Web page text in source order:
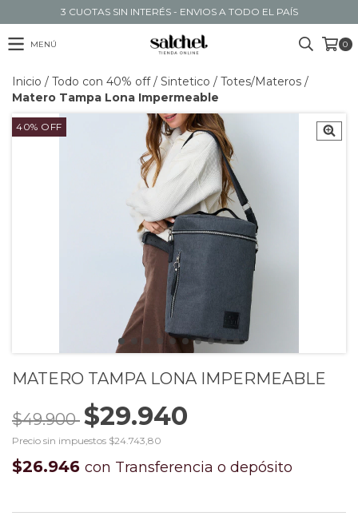
3 CUOTAS SIN INTERÉS - ENVIOS A TODO EL PAÍS
MENÚ 0
Inicio / Todo con 40% off / Sintetico / Totes/Materos /
Matero Tampa Lona Impermeable
40% OFF
MATERO TAMPA LONA IMPERMEABLE
$49.900 $29.940
Precio sin impuestos $24.743,80
$26.946 con Transferencia o depósito